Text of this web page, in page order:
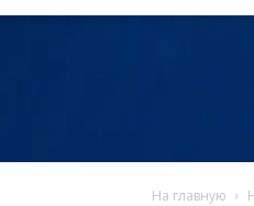
На главную